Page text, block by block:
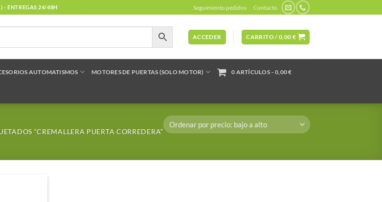
- ENTREGAS 24/48H Seguimiento pedidos Contacto
ACCEDER CARRITO / 0,00 €
AUTOMATISMOS MOTORES DE PUERTAS (SOLO MOTOR) 0 ARTÍCULOS 0,00 €
“CREMALLERA PUERTA CORREDERA”